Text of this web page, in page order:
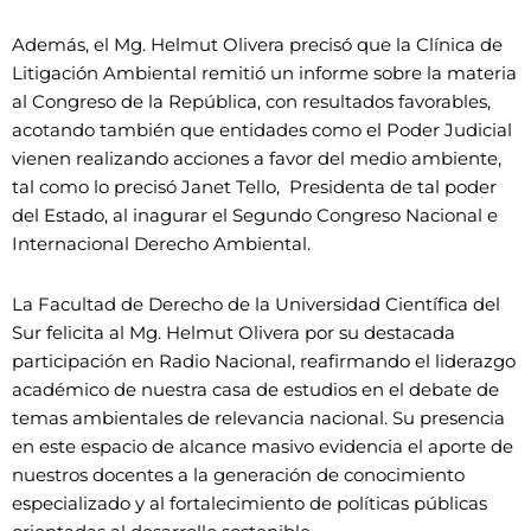
Además, el Mg. Helmut Olivera precisó que la Clínica de
Litigación Ambiental remitió un informe sobre la materia
al Congreso de la República, con resultados favorables,
acotando también que entidades como el Poder Judicial
vienen realizando acciones a favor del medio ambiente,
tal como lo precisó Janet Tello, Presidenta de tal poder
del Estado, al inagurar el Segundo Congreso Nacional e
Internacional Derecho Ambiental.
La Facultad de Derecho de la Universidad Científica del
Sur felicita al Mg. Helmut Olivera por su destacada
participación en Radio Nacional, reafirmando el liderazgo
académico de nuestra casa de estudios en el debate de
temas ambientales de relevancia nacional. Su presencia
en este espacio de alcance masivo evidencia el aporte de
nuestros docentes a la generación de conocimiento
especializado y al fortalecimiento de políticas públicas